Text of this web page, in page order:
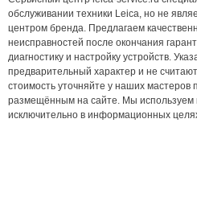
обслуживании техники Leica, но не
центром бренда. Предлагаем
неисправностей после окончания
диагностику и настройку устройств.
предварительный характер и не
стоимость уточняйте у наших
размещённым на сайте. Мы используем
исключительно в информационных